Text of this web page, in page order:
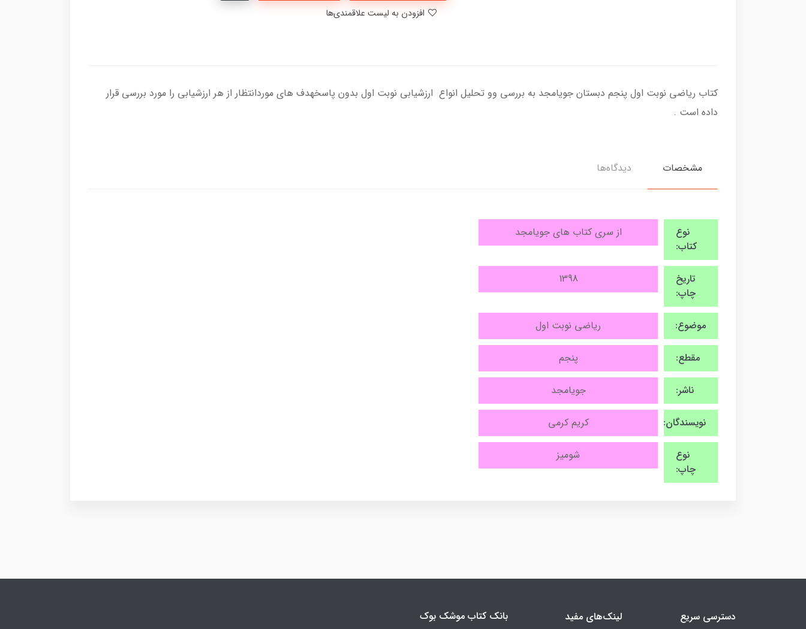
کتاب ریاضی نوبت اول پنجم دبستان جویامجد به بررسی وو تحلیل انواع ارزشیابی نوبت اول بدون پاسخهدف های موردانتظار از هر ارزشیابی را مورد بررسی قرار
داده است .
مشخصات دیدگاه‌ها
نوع
کتاب:
از سری کتاب های جویامجد
تاریخ
چاپ:
1398
موضوع: ریاضی نوبت اول
مقطع: پنجم
ناشر: جویامجد
نویسندگان: کریم کرمی
نوع
چاپ:
شومیز
دسترسی سریع لینک‌های مفید بانک کتاب موشک بوک